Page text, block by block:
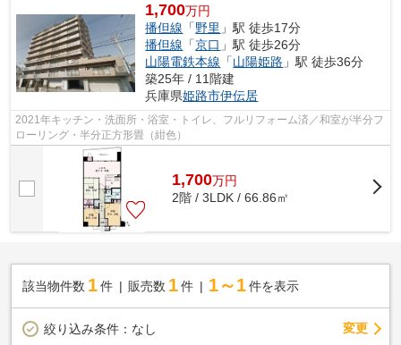
1,700万円
播但線 「野里 」駅 徒歩17分
播但線 「京口 」駅 徒歩26分
山陽電鉄本線 「山陽姫路 」駅 徒歩36分
築25年 / 11階建
兵庫県姫路市伊伝居
2021年キッチン・洗面所・浴室・トイレ、フルリフォーム済／和室が半分フ
ローリング・半分正方形畳（紺色）
1,700万円
2階 / 3LDK / 66.86㎡
該当物件数 1件 販売数 1 件 1～1 件を表示
絞り込み条件： なし 変更